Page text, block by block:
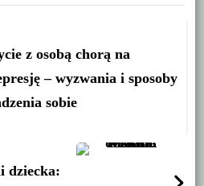
z osobą chorą na
– wyzwania i sposoby
sobie
dziecka: